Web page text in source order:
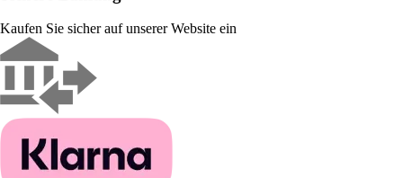
Kaufen Sie sicher auf unserer Website ein